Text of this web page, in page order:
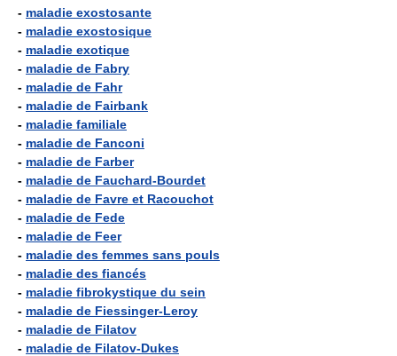
- maladie exostosante
- maladie exostosique
- maladie exotique
- maladie de Fabry
- maladie de Fahr
- maladie de Fairbank
- maladie familiale
- maladie de Fanconi
- maladie de Farber
- maladie de Fauchard-Bourdet
- maladie de Favre et Racouchot
- maladie de Fede
- maladie de Feer
- maladie des femmes sans pouls
- maladie des fiancés
- maladie fibrokystique du sein
- maladie de Fiessinger-Leroy
- maladie de Filatov
- maladie de Filatov-Dukes